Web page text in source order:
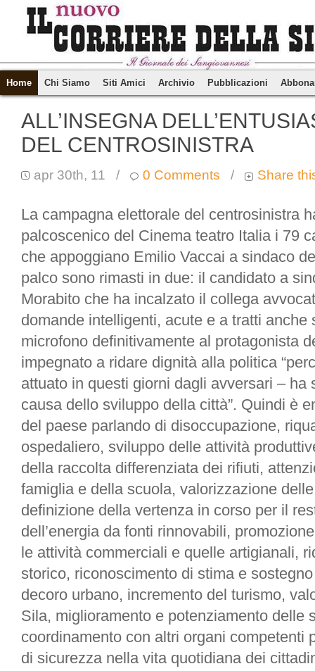
Home Chi Siamo Siti Amici Archivio Pubblicazioni
ALL’INSEGNA
DEL CENTROSINISTRA
apr 30th, 11 / 0 Comments / Share
La campagna elettorale del centrosinistra
palcoscenico del Cinema teatro Italia i 79
che appoggiano Emilio Vaccai a sindaco
palco sono rimasti in due: il candidato a
Morabito che ha incalzato il collega
domande intelligenti, acute e a tratti
microfono definitivamente al protagonista
impegnato a ridare dignità alla politica
attuato in questi giorni dagli avversari – ha
causa dello sviluppo della città”. Quindi è
del paese parlando di disoccupazione,
ospedaliero, sviluppo delle attività
della raccolta differenziata dei rifiuti,
famiglia e della scuola, valorizzazione
definizione della vertenza in corso per il
dell’energia da fonti rinnovabili,
le attività commerciali e quelle artigianali,
storico, riconoscimento di stima e
decoro urbano, incremento del turismo,
Sila, miglioramento e potenziamento delle
coordinamento con altri organi competenti
di sicurezza nella vita quotidiana dei